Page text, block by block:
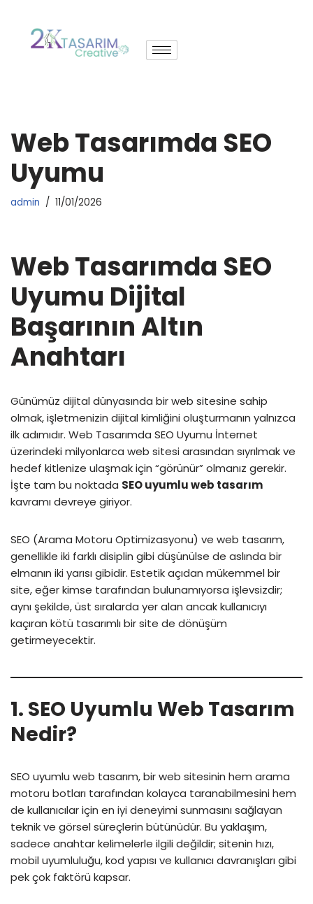
İçeriğe
Web Tasarımda SEO
Uyumu
admin 11/01/2026
Web Tasarımda SEO
Uyumu Dijital
Başarının Altın
Anahtarı
Günümüz dijital dünyasında bir web sitesine sahip
olmak, işletmenizin dijital kimliğini oluşturmanın yalnızca
ilk adımıdır. Web Tasarımda SEO Uyumu İnternet
üzerindeki milyonlarca web sitesi arasından sıyrılmak ve
hedef kitlenize ulaşmak için “görünür” olmanız gerekir.
İşte tam bu noktada SEO uyumlu web tasarım
kavramı devreye giriyor.
SEO (Arama Motoru Optimizasyonu) ve web tasarım,
genellikle iki farklı disiplin gibi düşünülse de aslında bir
elmanın iki yarısı gibidir. Estetik açıdan mükemmel bir
site, eğer kimse tarafından bulunamıyorsa işlevsizdir;
aynı şekilde, üst sıralarda yer alan ancak kullanıcıyı
kaçıran kötü tasarımlı bir site de dönüşüm
getirmeyecektir.
1. SEO Uyumlu Web Tasarım
Nedir?
SEO uyumlu web tasarım, bir web sitesinin hem arama
motoru botları tarafından kolayca taranabilmesini hem
de kullanıcılar için en iyi deneyimi sunmasını sağlayan
teknik ve görsel süreçlerin bütünüdür. Bu yaklaşım,
sadece anahtar kelimelerle ilgili değildir; sitenin hızı,
mobil uyumluluğu, kod yapısı ve kullanıcı davranışları gibi
pek çok faktörü kapsar.